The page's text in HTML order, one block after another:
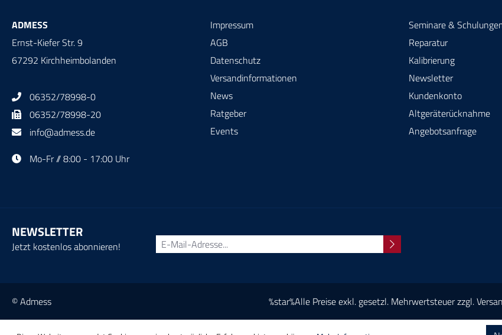
ADMESS
Ernst-Kiefer Str. 9
67292 Kirchheimbolanden
06352/78998-0
06352/78998-20
info@admess.de
Mo-Fr // 8:00 - 17:00 Uhr
Impressum
AGB
Datenschutz
Versandinformationen
News
Ratgeber
Events
Seminare &
Reparatur
Kalibrierung
Newsletter
Kundenkonto
Altgeräterücknahme
Angebotsanfrage
NEWSLETTER
Jetzt kostenlos abonnieren!
%star%Alle Preise exkl. gesetzl. Mehrwertsteuer zzgl.
© Admess